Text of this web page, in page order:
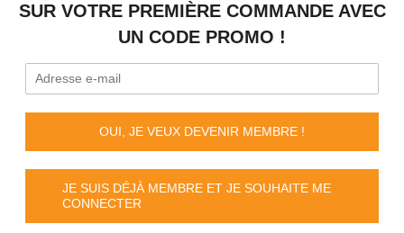
SUR VOTRE PREMIÈRE COMMANDE AVEC
UN CODE PROMO !
OUI, JE VEUX DEVENIR MEMBRE !
JE SUIS DÉJÀ MEMBRE ET JE SOUHAITE ME
CONNECTER